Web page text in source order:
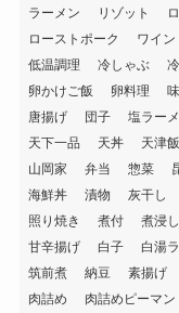
ラーメン リゾット
ローストポーク
ワイン
低温調理
冷しゃぶ
卵かけご飯
卵料理
唐揚げ
団子 塩ラー
天下一品
天丼 天津飯
山岡家
弁当 惣菜
海鮮丼
漬物 灰干し
照り焼き
煮付 煮浸し
甘辛揚げ
白子 白湯
筑前煮
納豆 素揚げ
肉詰め
肉詰めピーマン